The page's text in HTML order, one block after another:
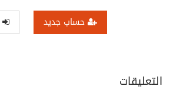
حساب جديد
التعليقات